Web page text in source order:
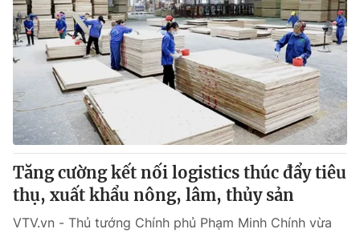
Tăng cường kết nối logistics thúc đẩy tiêu
thụ, xuất khẩu nông, lâm, thủy sản
VTV.vn - Thủ tướng Chính phủ Phạm Minh Chính vừa